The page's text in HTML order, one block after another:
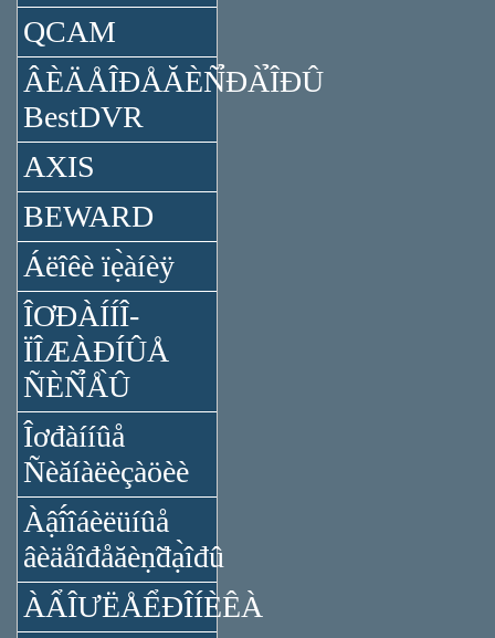
QCAM
ÂÈÄÅÎĐÅĂÈÑ̉ĐÀ̉ÎĐÛ
BestDVR
AXIS
BEWARD
Áëîêè ïẹ̀àíèÿ
ÎƠĐÀÍÍÎ-
ÏÎÆÀĐÍÛÅ
ÑÈÑ̉Å̀Û
Îơđàííûå
Ñèăíàëèçàöèè
Àậî́îáèëüíûå
âèäåîđåăèṇ̃đạ̀îđû
ÀẨÎƯËÅỂĐÎÍÈÊÀ